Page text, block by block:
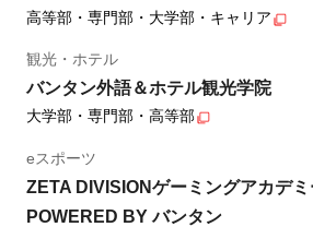
高等部・専門部・大学部・キャリア
観光・ホテル
バンタン外語＆ホテル観光学院
大学部・専門部・高等部
eスポーツ
ZETA DIVISIONゲーミングアカデミ
POWERED BY バンタン